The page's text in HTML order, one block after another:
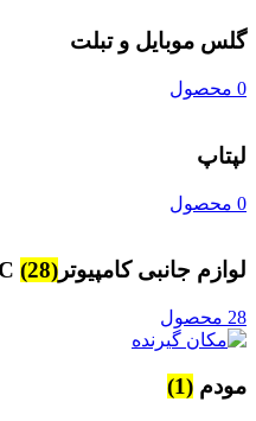
گلس موبایل و تبلت
0 محصول
لپتاپ
0 محصول
لوازم جانبی کامپیوترPC (28)
28 محصول
مودم (1)